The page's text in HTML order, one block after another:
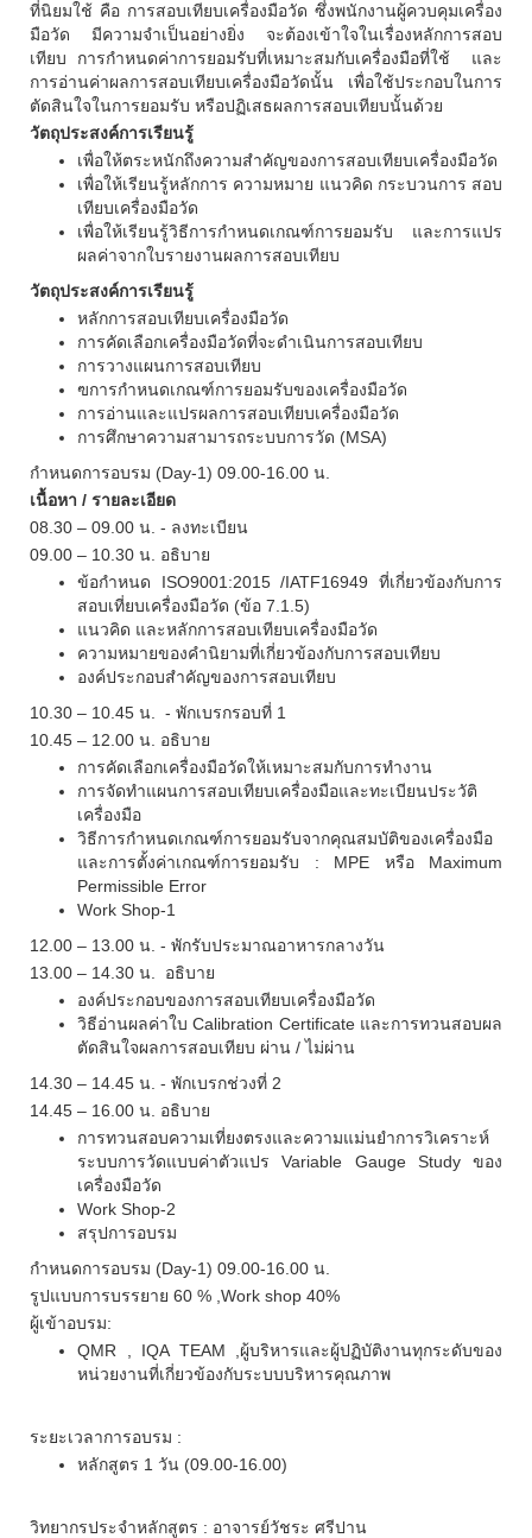
ที่นิยมใช้ คือ การสอบเทียบเครื่องมือวัด ซึ่งพนักงานผู้ควบคุมเครื่อง
มือวัด มีความจำเป็นอย่างยิ่ง จะต้องเข้าใจในเรื่องหลักการสอบ
เทียบ การกำหนดค่าการยอมรับที่เหมาะสมกับเครื่องมือที่ใช้ และ
การอ่านค่าผลการสอบเทียบเครื่องมือวัดนั้น เพื่อใช้ประกอบในการ
ตัดสินใจในการยอมรับ หรือปฏิเสธผลการสอบเทียบนั้นด้วย
วัตถุประสงค์การเรียนรู้
เพื่อให้ตระหนักถึงความสำคัญของการสอบเทียบเครื่องมือวัด
เพื่อให้เรียนรู้หลักการ ความหมาย แนวคิด กระบวนการ สอบ
เทียบเครื่องมือวัด
เพื่อให้เรียนรู้วิธีการกำหนดเกณฑ์การยอมรับ และการแปร
ผลค่าจากใบรายงานผลการสอบเทียบ
วัตถุประสงค์การเรียนรู้
หลักการสอบเทียบเครื่องมือวัด
การคัดเลือกเครื่องมือวัดที่จะดำเนินการสอบเทียบ
การวางแผนการสอบเทียบ
ฃการกำหนดเกณฑ์การยอมรับของเครื่องมือวัด
การอ่านและแปรผลการสอบเทียบเครื่องมือวัด
การศึกษาความสามารถระบบการวัด (MSA)
กำหนดการอบรม (Day-1) 09.00-16.00 น.
เนื้อหา / รายละเอียด
08.30 – 09.00 น. - ลงทะเบียน
09.00 – 10.30 น. อธิบาย
ข้อกำหนด ISO9001:2015 /IATF16949ที่เกี่ยวข้องกับการ
สอบเที่ยบเครื่องมือวัด (ข้อ 7.1.5)
แนวคิด และหลักการสอบเทียบเครื่องมือวัด
ความหมายของคํานิยามที่เกี่ยวข้องกับการสอบเทียบ
องค์ประกอบสำคัญของการสอบเทียบ
10.30 – 10.45 น. - พักเบรกรอบที่ 1
10.45 – 12.00 น. อธิบาย
การคัดเลือกเครื่องมือวัดให้เหมาะสมกับการทำงาน
การจัดทำแผนการสอบเทียบเครื่องมือและทะเบียนประวัติ
เครื่องมือ
วิธีการกำหนดเกณฑ์การยอมรับจากคุณสมบัติของเครื่องมือ
และการตั้งค่าเกณฑ์การยอมรับ : MPE หรือ Maximum
Permissible Error
Work Shop-1
12.00 – 13.00 น. - พักรับประมาณอาหารกลางวัน
13.00 – 14.30 น. อธิบาย
องค์ประกอบของการสอบเทียบเครื่องมือวัด
วิธีอ่านผลค่าใบCalibration Certificate และการทวนสอบผล
ตัดสินใจผลการสอบเทียบ ผ่าน / ไม่ผ่าน
14.30 – 14.45 น. - พักเบรกช่วงที่ 2
14.45 – 16.00 น. อธิบาย
การทวนสอบความเที่ยงตรงและความแม่นยำการวิเคราะห์
ระบบการวัดแบบค่าตัวแปรVariable Gauge Study ของ
เครื่องมือวัด
Work Shop-2
สรุปการอบรม
กำหนดการอบรม (Day-1) 09.00-16.00 น.
รูปแบบการบรรยาย 60 % ,Work shop 40%
ผู้เข้าอบรม:
QMR , IQA TEAM ,ผู้บริหารและผู้ปฏิบัติงานทุกระดับของ
หน่วยงานที่เกี่ยวข้องกับระบบบริหารคุณภาพ
ระยะเวลาการอบรม :
หลักสูตร 1 วัน (09.00-16.00)
วิทยากรประจำหลักสูตร : อาจารย์วัชระ ศรีปาน